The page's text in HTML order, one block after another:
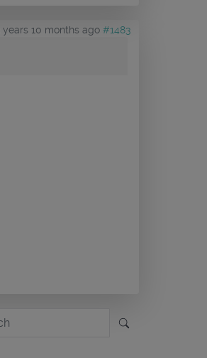
years 10 months ago #1483